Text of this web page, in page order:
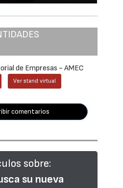
de Empresas - AMEC
Ver stand virtual
comentarios
sobre:
su nueva